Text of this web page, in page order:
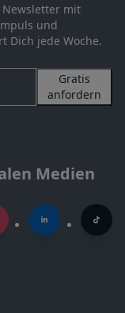
Newsletter mit
und
Dich jede Woche.
Gratis
anfordern
Medien